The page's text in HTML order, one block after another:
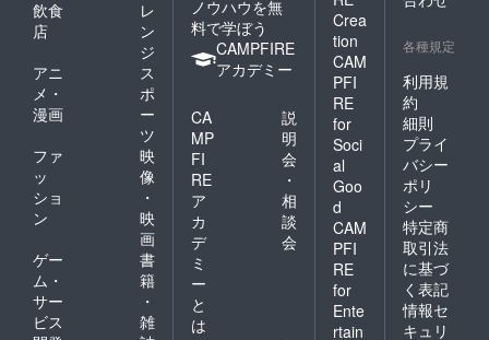
飲食
店
レ
ン
ジ
アニ
メ・
漫画
ス
ポ
ー
ツ
ファ
ッ
ショ
ン
映
像
・
映
画
ゲー
ム・
サー
ビス
書
籍
・
雑
ノウハウを無
料で学ぼう
CAMPFIRE
アカデミー
CA
MP
FI
RE
ア
カ
デ
ミ
ー
と
は
説
明
会
・
相
談
会
Crea
tion
CAM
PFI
RE
for
Soci
al
Goo
d
CAM
PFI
RE
for
Ente
rtain
各種規定
利用規
約
細則
プライ
バシー
ポリ
シー
特定商
取引法
に基づ
く表記
情報セ
キュリ